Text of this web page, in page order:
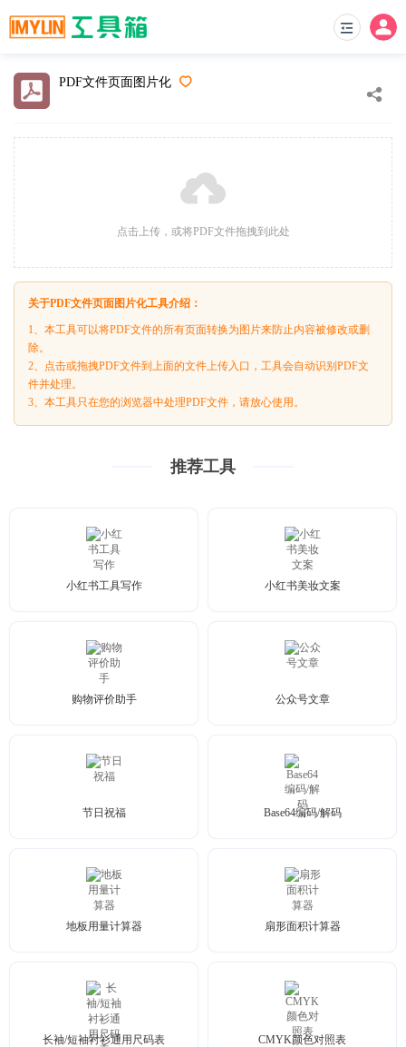
PDF文件页面图片化
点击上传，或将PDF文件拖拽到此处
关于PDF文件页面图片化工具介绍：
1、本工具可以将PDF文件的所有页面转换为图片来防止内容被修改或删
除。
2、点击或拖拽PDF文件到上面的文件上传入口，工具会自动识别PDF文
件并处理。
3、本工具只在您的浏览器中处理PDF文件，请放心使用。
推荐工具
小红书工具写作 小红书美妆文案
购物评价助手 公众号文章
节日祝福 Base64编码/解码
地板用量计算器 扇形面积计算器
长袖/短袖衬衫通用尺码表 CMYK颜色对照表